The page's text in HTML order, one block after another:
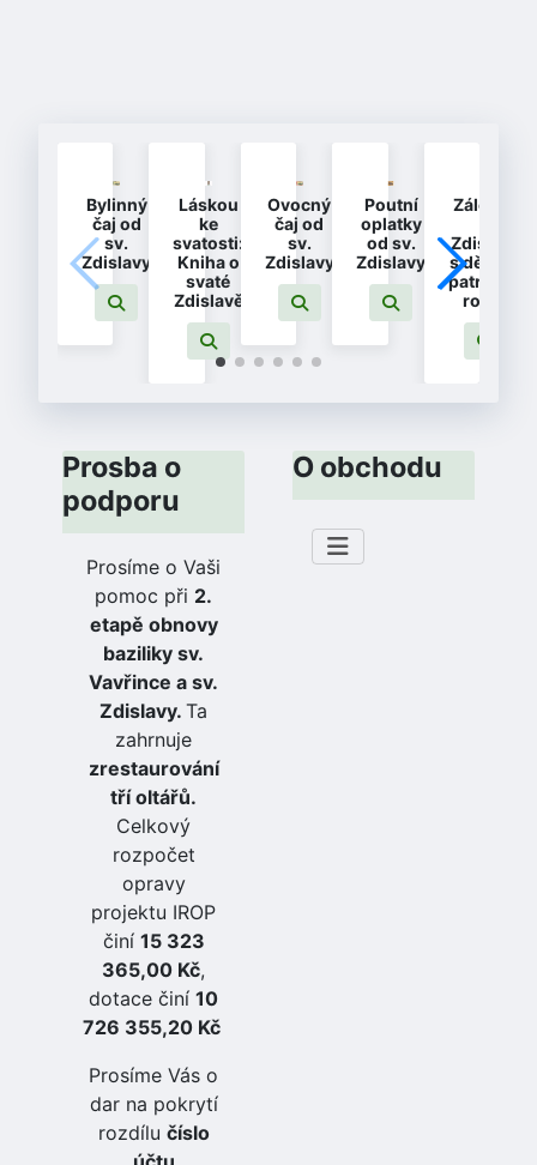
Bylinný
čaj od
sv.
Zdislavy
Láskou
ke
svatosti:
Kniha o
svaté
Zdislavě
Ovocný
čaj od
sv.
Zdislavy
Poutní
oplatky
od sv.
Zdislavy
Záložka
Zdislava
s dětmi -
patronka
rodin
Prosba o
podporu
Prosíme o Vaši
pomoc při 2.
etapě obnovy
baziliky sv.
Vavřince a sv.
Zdislavy. Ta
zahrnuje
zrestaurování
tří oltářů.
Celkový
rozpočet
opravy
projektu IROP
činí 15 323
365,00 Kč,
dotace činí 10
726 355,20 Kč
Prosíme Vás o
dar na pokrytí
rozdílu číslo
O obchodu